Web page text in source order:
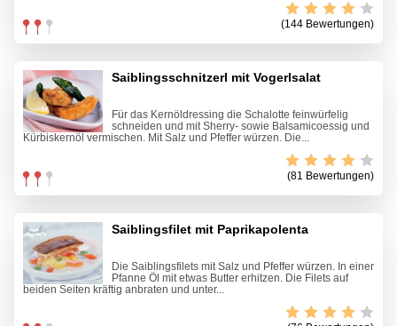
(144 Bewertungen)
Saiblingsschnitzerl mit Vogerlsalat
Für das Kernöldressing die Schalotte feinwürfelig
schneiden und mit Sherry- sowie Balsamicoessig und
Kürbiskernöl vermischen. Mit Salz und Pfeffer würzen. Die...
(81 Bewertungen)
Saiblingsfilet mit Paprikapolenta
Die Saiblingsfilets mit Salz und Pfeffer würzen. In einer
Pfanne Öl mit etwas Butter erhitzen. Die Filets auf
beiden Seiten kräftig anbraten und unter...